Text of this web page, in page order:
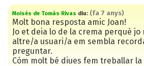
Moisés de Tomás Rivas diu: (fa 7 anys)
Molt bona resposta amic Joan!
Jo et deia lo de la crema perquè
altre/a usuari/a em sembla
preguntar.
Còm molt bé diues fem treballar